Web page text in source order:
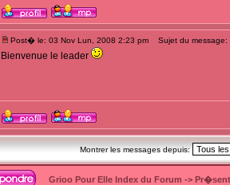
Post� le: 03 Nov Lun, 2008 2:23 pm Sujet du message:
Bienvenue le leader
Montrer les messages depuis:
Grioo Pour Elle Index du Forum ->